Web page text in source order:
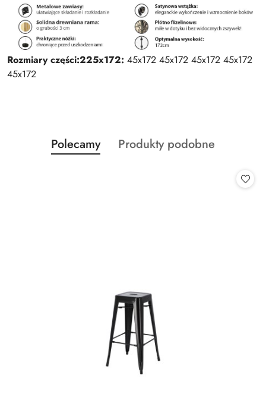
Rozmiary części:225x172: 45x172 45x172 45x172 45x172
45x172
Pomiń karuzelę produktów
Produkty
o
Polecamy
Produkty
Produkty podobne